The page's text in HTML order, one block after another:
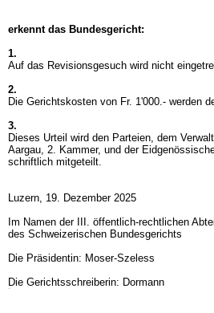
erkennt das Bundesgericht:
1.
Auf das Revisionsgesuch wird nicht
2.
Die Gerichtskosten von Fr. 1'000.- werden
3.
Dieses Urteil wird den Parteien, dem
Aargau, 2. Kammer, und der
schriftlich mitgeteilt.
Luzern, 19. Dezember 2025
Im Namen der III. öffentlich-rechtlichen
des Schweizerischen Bundesgerichts
Die Präsidentin: Moser-Szeless
Die Gerichtsschreiberin: Dormann